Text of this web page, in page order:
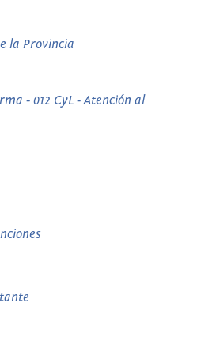
la Provincia
- 012 CyL - Atención al